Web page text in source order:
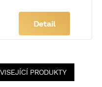
Detail
PRODUKTY